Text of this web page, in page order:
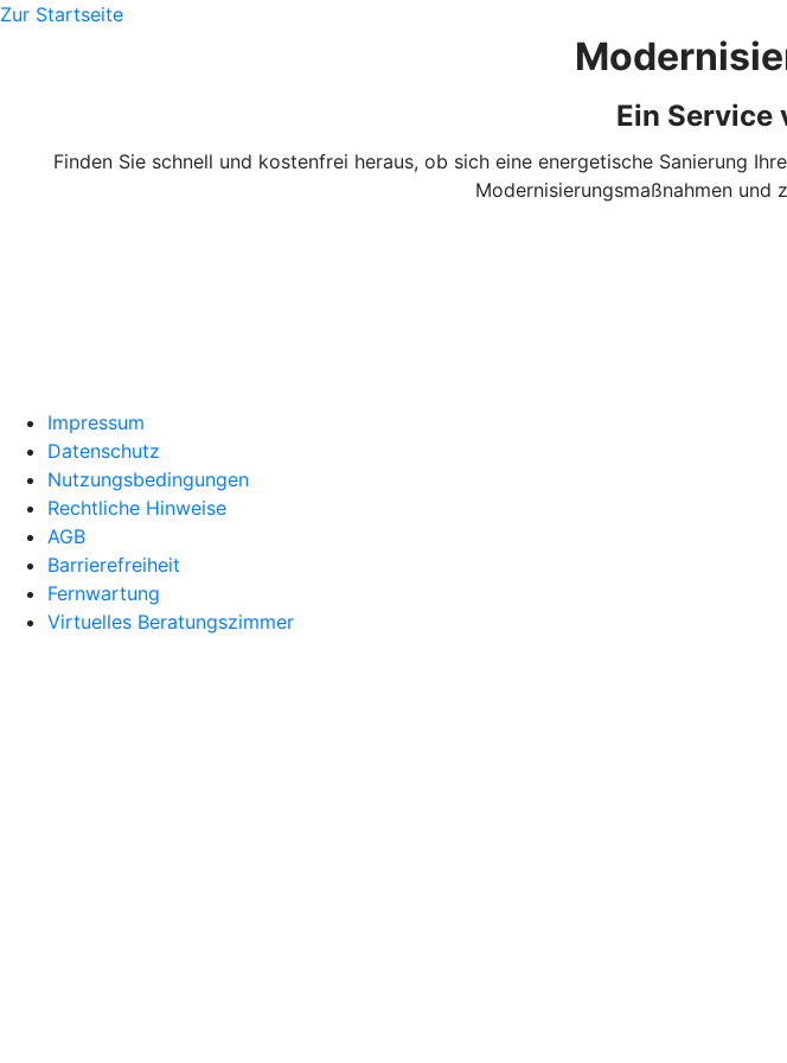
Zur Startseite
Ein Service
Finden Sie schnell und kostenfrei heraus, ob sich eine energetische Sanierung
Modernisierungsmaßnahmen und
Impressum
Datenschutz
Nutzungsbedingungen
Rechtliche Hinweise
AGB
Barrierefreiheit
Fernwartung
Virtuelles Beratungszimmer